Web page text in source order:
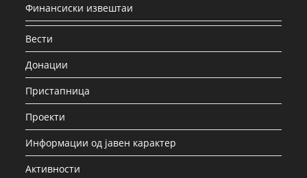
Финансиски извештаи
Вести
Донации
Пристапница
Проекти
Информации од јавен карактер
Активности